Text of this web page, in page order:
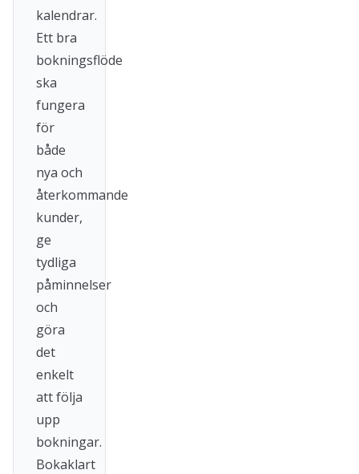
kalendrar.
Ett bra
bokningsflöde
ska
fungera
för
både
nya och
återkommande
kunder,
ge
tydliga
påminnelser
och
göra
det
enkelt
att följa
upp
bokningar.
Bokaklart